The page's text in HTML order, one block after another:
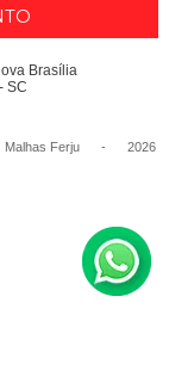
Brasília
SC
Malhas Ferju - 2026